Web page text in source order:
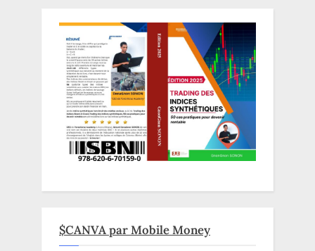
$CANVA par Mobile Money